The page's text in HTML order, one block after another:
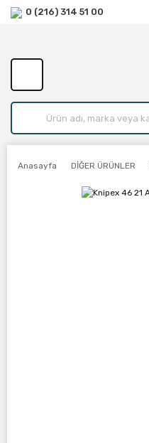
0 (216) 314 51 00
Anasayfa DİĞER ÜRÜNLER